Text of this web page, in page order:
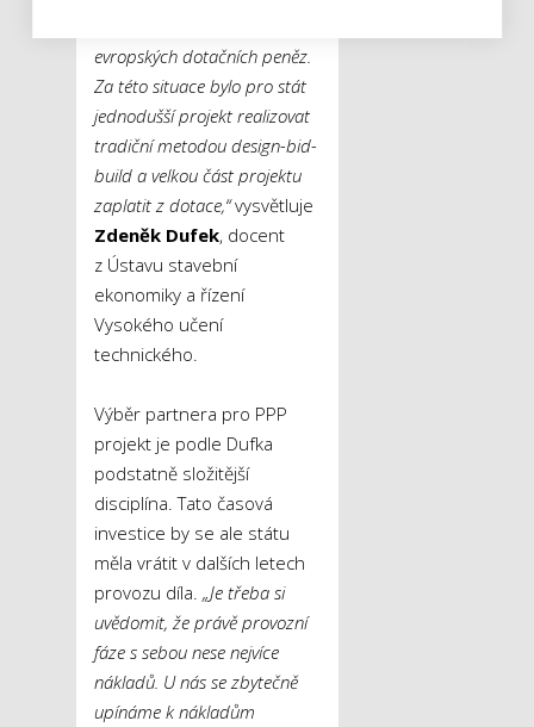
evropských dotačních peněz.
Za této situace bylo pro stát
jednodušší projekt realizovat
tradiční metodou design-bid-
build a velkou část projektu
zaplatit z dotace,“vysvětluje
Zdeněk Dufek, docent
z Ústavu stavební
ekonomiky a řízení
Vysokého učení
technického.
Výběr partnera pro PPP
projekt je podle Dufka
podstatně složitější
disciplína. Tato časová
investice by se ale státu
měla vrátit v dalších letech
provozu díla. „Je třeba si
uvědomit, že právě provozní
fáze s sebou nese nejvíce
nákladů. U nás se zbytečně
upínáme k nákladům